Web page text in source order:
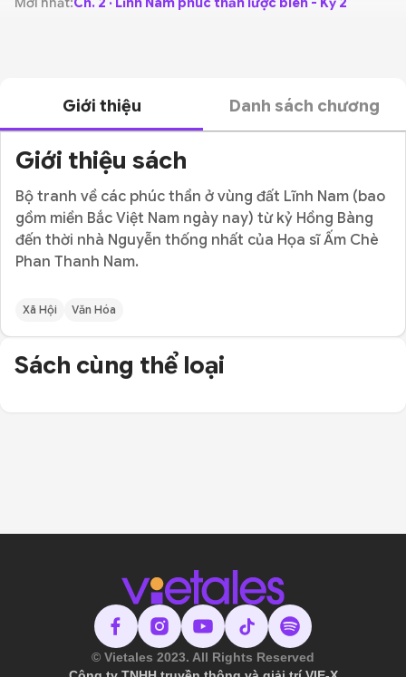
Giới thiệu Danh sách chương
Giới thiệu sách
Bộ tranh về các phúc thần ở vùng đất Lĩnh Nam (bao
gồm miền Bắc Việt Nam ngày nay) từ kỷ Hồng Bàng
đến thời nhà Nguyễn thống nhất của Họa sĩ Ấm Chè
Phan Thanh Nam.
Xã Hội Văn Hóa
Sách cùng thể loại
© Vietales 2023. All Rights Reserved